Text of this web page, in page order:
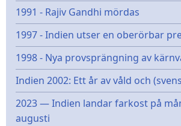
1991 - Rajiv Gandhi mördas
1997 - Indien utser en oberörbar
1998 - Nya provsprängning av
Indien 2002: Ett år av våld och
2023 — Indien landar farkost på
augusti